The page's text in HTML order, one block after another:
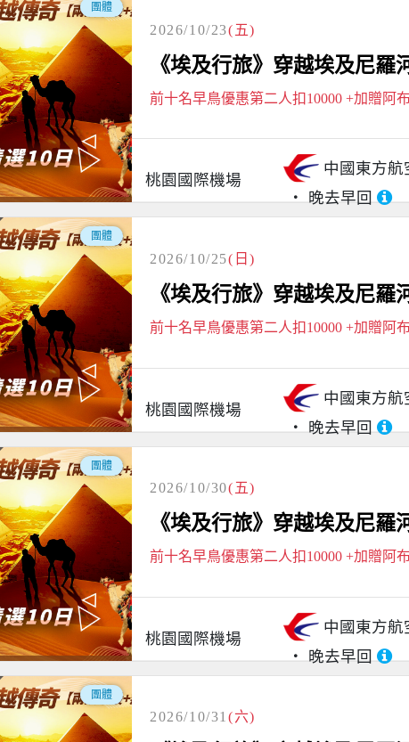
團體
2026/10/23(五)
《埃及行旅》穿越埃及尼羅
前十名早鳥優惠第二人扣10000 +加贈阿
桃園國際機場
中國東方航
晚去早回
團體
2026/10/25(日)
《埃及行旅》穿越埃及尼羅
前十名早鳥優惠第二人扣10000 +加贈阿
桃園國際機場
中國東方航
晚去早回
團體
2026/10/30(五)
《埃及行旅》穿越埃及尼羅
前十名早鳥優惠第二人扣10000 +加贈阿
桃園國際機場
中國東方航
晚去早回
團體
2026/10/31(六)